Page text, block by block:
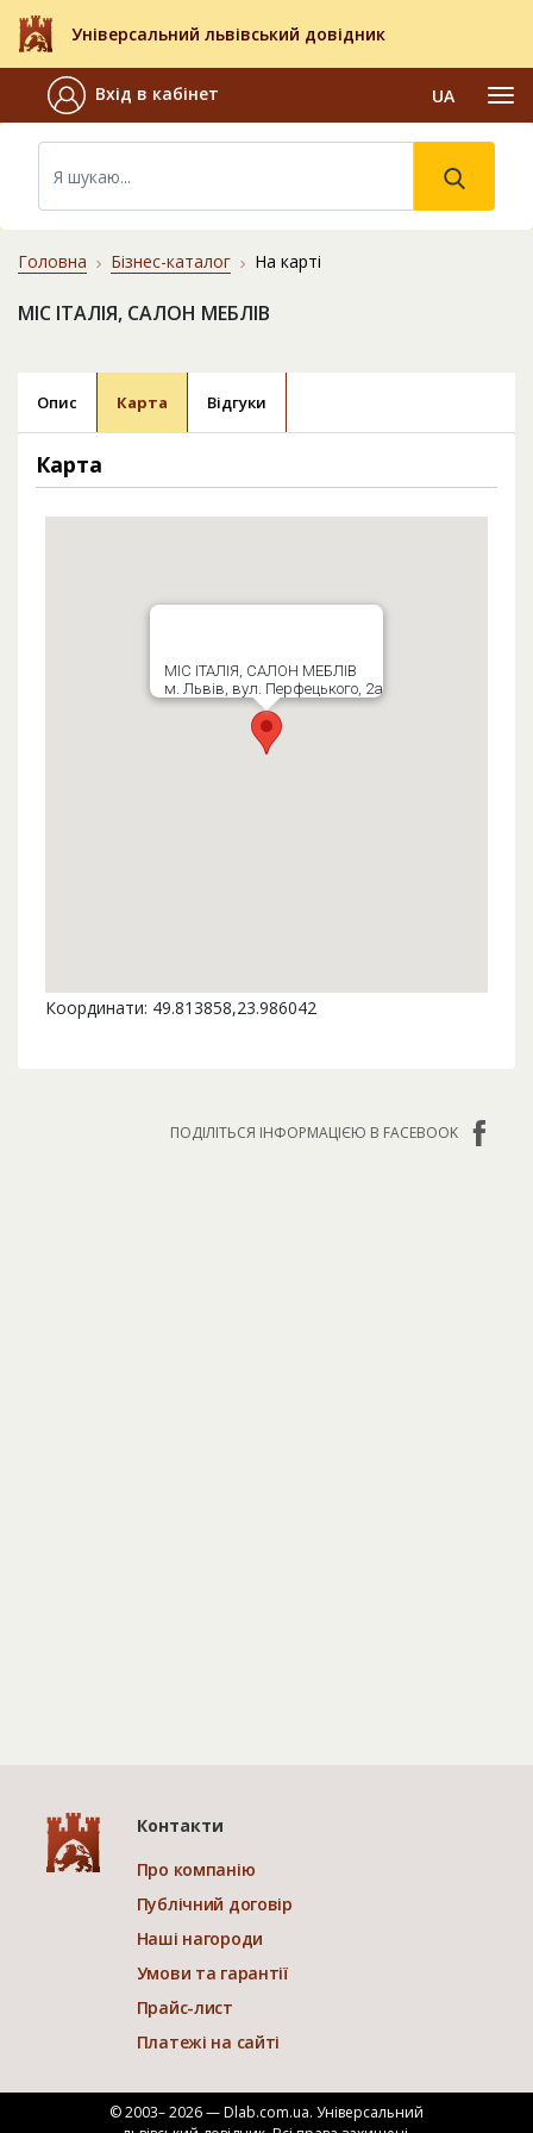
Універсальний львівський довідник
Вхід в кабінет UA
Головна Бізнес-каталог На карті
МІС ІТАЛІЯ, САЛОН МЕБЛІВ
Опис Карта Відгуки
Карта
МІС ІТАЛІЯ, САЛОН МЕБЛІВ
м. Львів, вул. Перфецького, 2а
Координати: 49.813858,23.986042
ПОДІЛІТЬСЯ ІНФОРМАЦІЄЮ В FACEBOOK
Контакти
Про компанію
Публічний договір
Наші нагороди
Умови та гарантії
Прайс-лист
Платежі на сайті
© 2003– 2026 — Dlab.com.ua. Універсальний